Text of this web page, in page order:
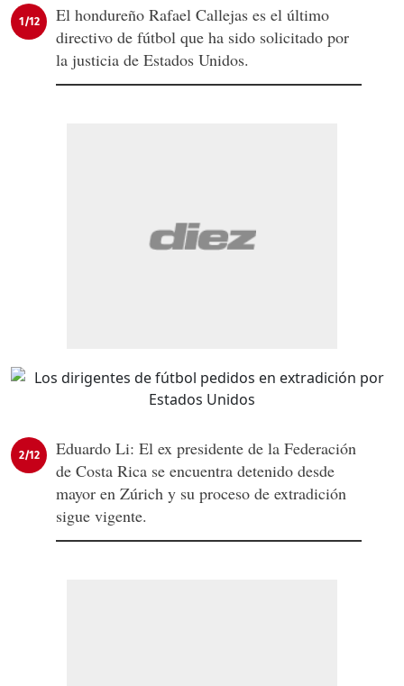
1/12
El hondureño Rafael Callejas es el último
directivo de fútbol que ha sido solicitado por
la justicia de Estados Unidos.
2/12
Eduardo Li: El ex presidente de la Federación
de Costa Rica se encuentra detenido desde
mayor en Zúrich y su proceso de extradición
sigue vigente.